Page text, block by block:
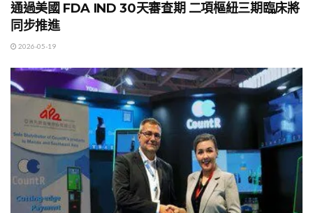
通過美國 FDA IND 30天審查期 二項樞紐三期臨床將
同步推進
2026-05-19